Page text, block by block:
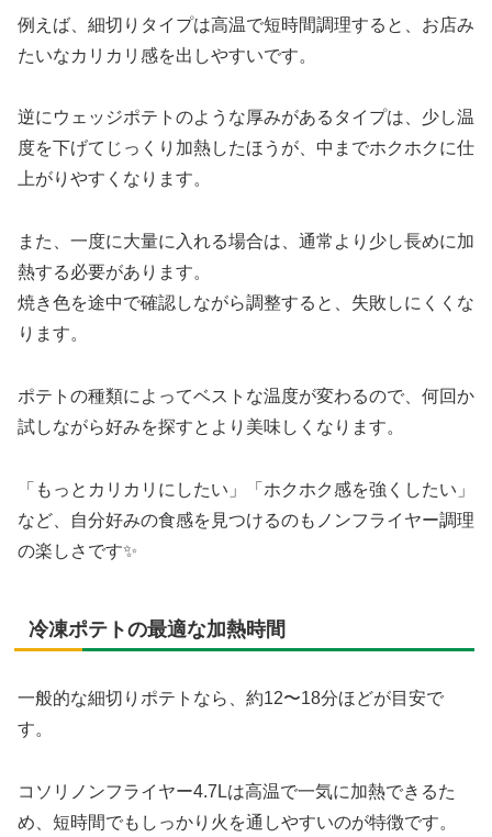
例えば、細切りタイプは高温で短時間調理すると、お店み
たいなカリカリ感を出しやすいです。
逆にウェッジポテトのような厚みがあるタイプは、少し温
度を下げてじっくり加熱したほうが、中までホクホクに仕
上がりやすくなります。
また、一度に大量に入れる場合は、通常より少し長めに加
熱する必要があります。
焼き色を途中で確認しながら調整すると、失敗しにくくな
ります。
ポテトの種類によってベストな温度が変わるので、何回か
試しながら好みを探すとより美味しくなります。
「もっとカリカリにしたい」「ホクホク感を強くしたい」
など、自分好みの食感を見つけるのもノンフライヤー調理
の楽しさです✨
冷凍ポテトの最適な加熱時間
一般的な細切りポテトなら、約12〜18分ほどが目安で
す。
コソリノンフライヤー4.7Lは高温で一気に加熱できるた
め、短時間でもしっかり火を通しやすいのが特徴です。